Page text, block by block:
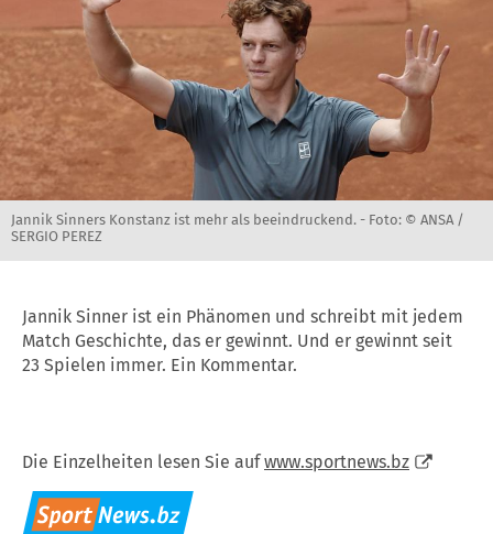
Jannik Sinners Konstanz ist mehr als beeindruckend. - Foto: © ANSA /
SERGIO PEREZ
Jannik Sinner ist ein Phänomen und schreibt mit jedem
Match Geschichte, das er gewinnt. Und er gewinnt seit
23 Spielen immer. Ein Kommentar.
Die Einzelheiten lesen Sie aufwww.sportnews.bz